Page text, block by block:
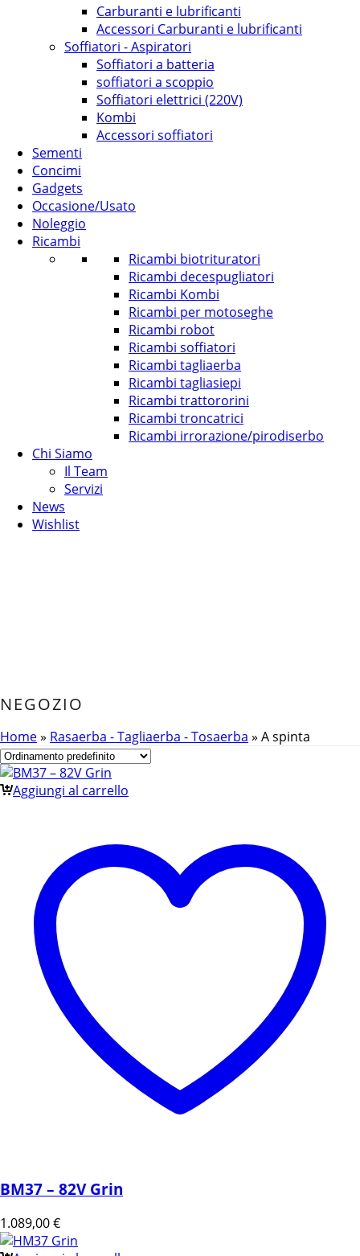
Carburanti e lubrificanti
Accessori Carburanti e lubrificanti
Soffiatori - Aspiratori
Soffiatori a batteria
soffiatori a scoppio
Soffiatori elettrici (220V)
Kombi
Accessori soffiatori
Sementi
Concimi
Gadgets
Occasione/Usato
Noleggio
Ricambi
Ricambi biotrituratori
Ricambi decespugliatori
Ricambi Kombi
Ricambi per motoseghe
Ricambi robot
Ricambi soffiatori
Ricambi tagliaerba
Ricambi tagliasiepi
Ricambi trattororini
Ricambi troncatrici
Ricambi irrorazione/pirodiserbo
Chi Siamo
Il Team
Servizi
News
Wishlist
NEGOZIO
Home» Rasaerba - Tagliaerba - Tosaerba » A spinta
Aggiungi al carrello
BM37 – 82V Grin
1.089,00€